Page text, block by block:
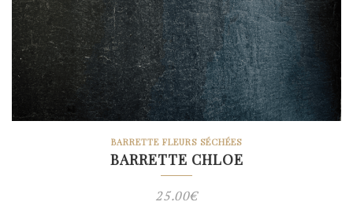
BARRETTE FLEURS SÉCHÉES
BARRETTE CHLOE
25.00€